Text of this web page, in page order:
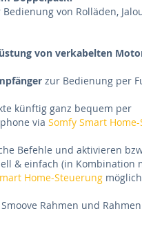
von Rolläden,
von verkabelten
zur Bedienung per
künftig ganz bequem per
viaSomfy Smart
Befehle und aktivieren
& einfach (in Kombination
Home-Steuerung
Rahmen und